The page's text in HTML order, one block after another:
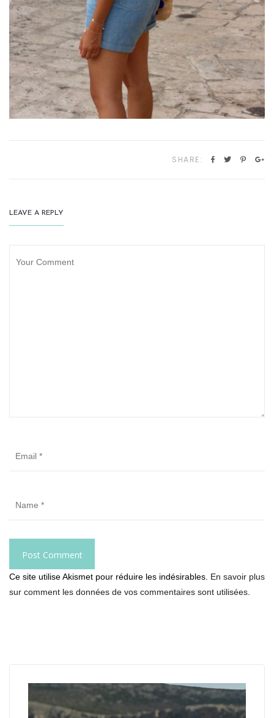
SHARE:
LEAVE A REPLY
Ce site utilise Akismet pour réduire les indésirables. En savoir plus
sur comment les données de vos commentaires sont utilisées